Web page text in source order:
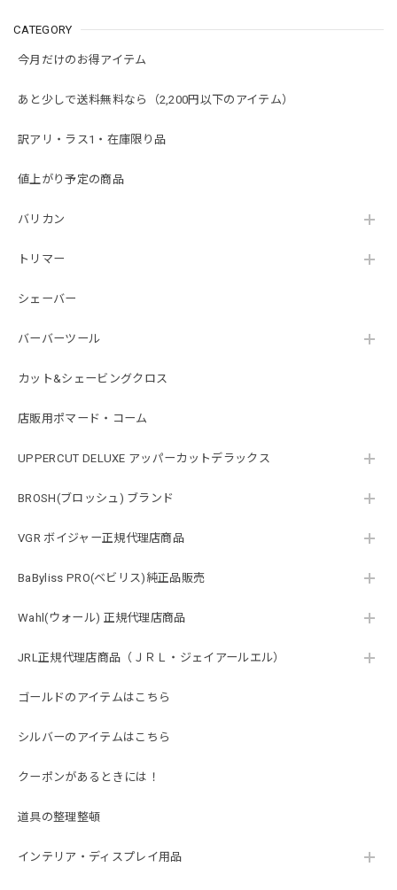
CATEGORY
今月だけのお得アイテム
あと少しで送料無料なら（2,200円以下のアイテム）
訳アリ・ラス1・在庫限り品
値上がり予定の商品
バリカン
トリマー
シェーバー
バーバーツール
カット&シェービングクロス
店販用ポマード・コーム
UPPERCUT DELUXE アッパーカットデラックス
BROSH(ブロッシュ) ブランド
VGR ボイジャー正規代理店商品
BaByliss PRO(ベビリス)純正品販売
Wahl(ウォール) 正規代理店商品
JRL正規代理店商品（ＪＲＬ・ジェイアールエル）
ゴールドのアイテムはこちら
シルバーのアイテムはこちら
クーポンがあるときには！
道具の整理整頓
インテリア・ディスプレイ用品